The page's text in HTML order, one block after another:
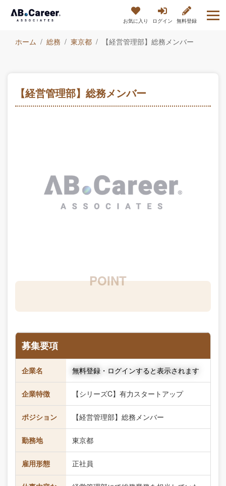
お気に入り ログイン 無料登録
ホーム 総務 東京都 【経営管理部】総務メンバー
【経営管理部】総務メンバー
募集要項
企業名 無料登録・ログインすると表示されます
企業特徴 【シリーズC】有力スタートアップ
ポジション 【経営管理部】総務メンバー
勤務地 東京都
雇用形態 正社員